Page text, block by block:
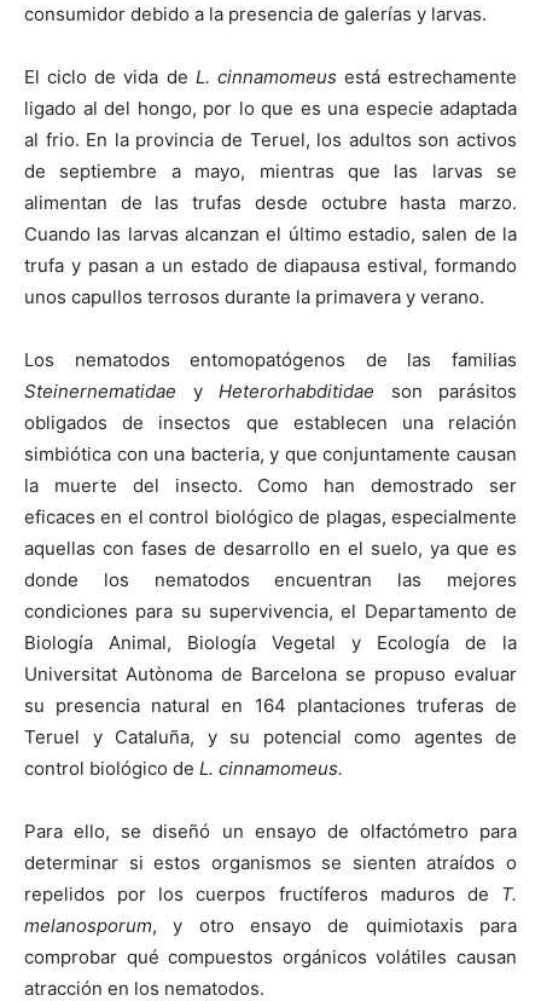
consumidor debido a la presencia de galerías y larvas.
El ciclo de vida de L. cinnamomeus está estrechamente
ligado al del hongo, por lo que es una especie adaptada
al frio. En la provincia de Teruel, los adultos son activos
de septiembre a mayo, mientras que las larvas se
alimentan de las trufas desde octubre hasta marzo.
Cuando las larvas alcanzan el último estadio, salen de la
trufa y pasan a un estado de diapausa estival, formando
unos capullos terrosos durante la primavera y verano.
Los nematodos entomopatógenos de las familias
Steinernematidae y Heterorhabditidae son parásitos
obligados de insectos que establecen una relación
simbiótica con una bacteria, y que conjuntamente causan
la muerte del insecto. Como han demostrado ser
eficaces en el control biológico de plagas, especialmente
aquellas con fases de desarrollo en el suelo, ya que es
donde los nematodos encuentran las mejores
condiciones para su supervivencia, el Departamento de
Biología Animal, Biología Vegetal y Ecología de la
Universitat Autònoma de Barcelona se propuso evaluar
su presencia natural en 164 plantaciones truferas de
Teruel y Cataluña, y su potencial como agentes de
control biológico de L. cinnamomeus.
Para ello, se diseñó un ensayo de olfactómetro para
determinar si estos organismos se sienten atraídos o
repelidos por los cuerpos fructíferos maduros de T.
melanosporum, y otro ensayo de quimiotaxis para
comprobar qué compuestos orgánicos volátiles causan
atracción en los nematodos.